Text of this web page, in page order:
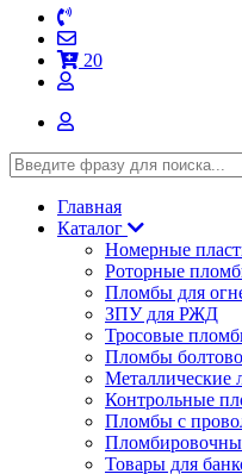
20
Главная
Каталог
Номерные
Роторные
Пломбы для
ЗПУ для РЖД
Тросовые
Пломбы
Металлические
Контрольные
Пломбы с
Товары для